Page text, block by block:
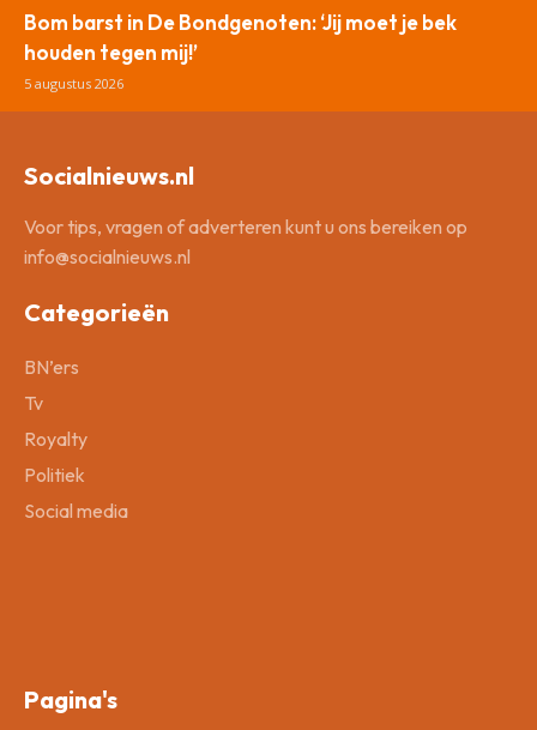
Bom barst in De Bondgenoten: ‘Jij moet je bek
houden tegen mij!’
5 augustus 2026
Socialnieuws.nl
Voor tips, vragen of adverteren kunt u ons bereiken op
info@socialnieuws.nl
Categorieën
BN’ers
Tv
Royalty
Politiek
Social media
Pagina's